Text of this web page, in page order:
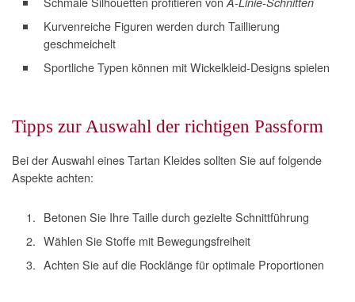
Kurvenreiche Figuren werden durch Taillierung
geschmeichelt
Sportliche Typen können mit Wickelkleid-Designs spielen
Tipps zur Auswahl der richtigen Passform
Bei der Auswahl eines Tartan Kleides sollten Sie auf folgende
Aspekte achten:
Betonen Sie Ihre Taille durch gezielte Schnittführung
Wählen Sie Stoffe mit Bewegungsfreiheit
Achten Sie auf die Rocklänge für optimale Proportionen